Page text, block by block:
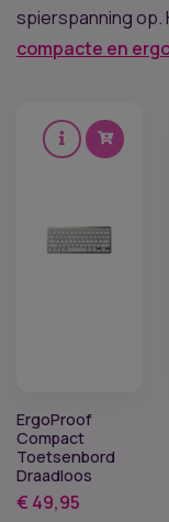
spierspanning op.
compacte en
ErgoProof
Compact
Toetsenbord
Draadloos
€ 49,95